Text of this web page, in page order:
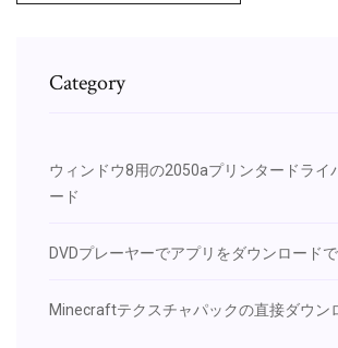
Category
ウィンドウ8用の2050aプリンタードライ
ード
DVDプレーヤーでアプリをダウンロード
Minecraftテクスチャパックの直接ダウン